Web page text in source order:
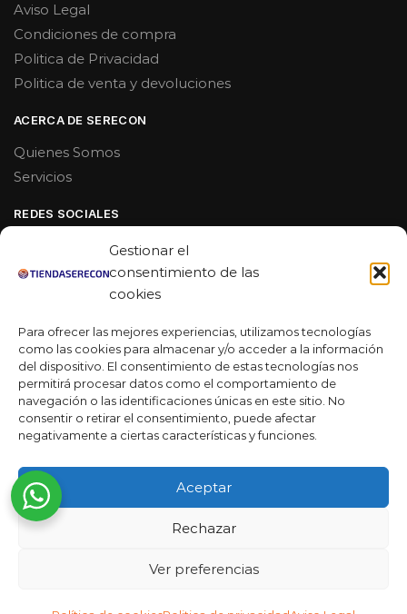
Gestionar el
consentimiento de las
cookies
Para ofrecer las mejores experiencias, utilizamos tecnologías
como las cookies para almacenar y/o acceder a la información
del dispositivo. El consentimiento de estas tecnologías nos
permitirá procesar datos como el comportamiento de
navegación o las identificaciones únicas en este sitio. No
consentir o retirar el consentimiento, puede afectar
negativamente a ciertas características y funciones.
Aceptar
Rechazar
Ver preferencias
Aviso Legal
Condiciones de compra
Politica de Privacidad
Politica de venta y devoluciones
ACERCA DE SERECON
Quienes Somos
Servicios
REDES SOCIALES
Linkedin
MAS DE 50 RESEÑAS
★★★★★
La verdad es que fue una compra muy económica, la
día. ¡Estoy muy satisfecha con la atención al cliente y el
servicio!
Desarrollado por